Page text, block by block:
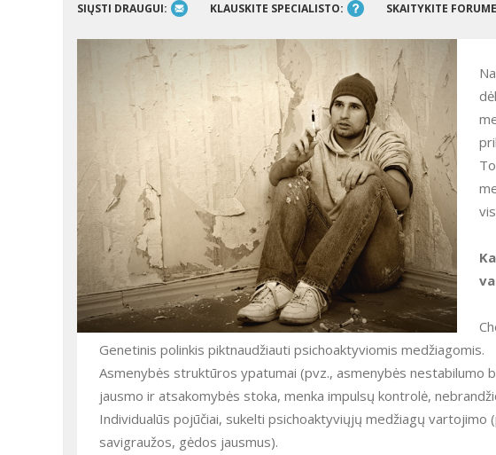
SIŲSTI DRAUGUI: KLAUSKITE SPECIALISTO: SKAITYKITE
Narkomanija – psichikos liga, kuria suserga asmenys
Kas turi įtakos priklausomybei išsivystyti
Genetinis polinkis piktnaudžiauti psichoaktyviomis medžiagomis.
Asmenybės struktūros ypatumai (pvz., asmenybės nestabilumo bruožai, asocialumas, agresyvumas, pareigos
jausmo ir atsakomybės stoka, menka impulsų kontrolė,
Individualūs pojūčiai, sukelti psichoaktyviųjų medžiagų vartojimo (pvz., opiatai sumažina menkavertiškumo, kaltės,
savigraužos, gėdos jausmus).